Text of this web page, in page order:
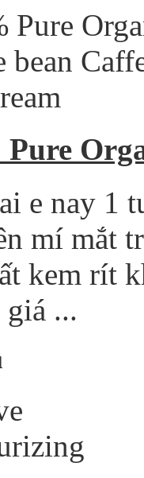
Pure
e nay 1
mí mắt
kem rít
giá ...